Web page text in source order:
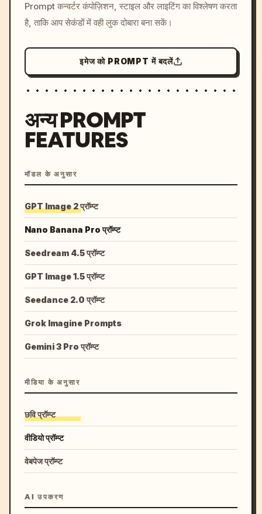
colors, 8k --v 6.0
Prompt कन्वर्टर कंपोज़िशन, स्टाइल और लाइटिंग का विश्लेषण करता
है, ताकि आप सेकंडों में वही लुक दोबारा बना सकें।
इमेज को PROMPT में बदलें
अन्य PROMPT
FEATURES
मॉडल के अनुसार
GPT Image 2 प्रॉम्प्ट
Nano Banana Pro प्रॉम्प्ट
Seedream 4.5 प्रॉम्प्ट
GPT Image 1.5 प्रॉम्प्ट
Seedance 2.0 प्रॉम्प्ट
Grok Imagine Prompts
Gemini 3 Pro प्रॉम्प्ट
मीडिया के अनुसार
छवि प्रॉम्प्ट
वीडियो प्रॉम्प्ट
वेबपेज प्रॉम्प्ट
AI उपकरण